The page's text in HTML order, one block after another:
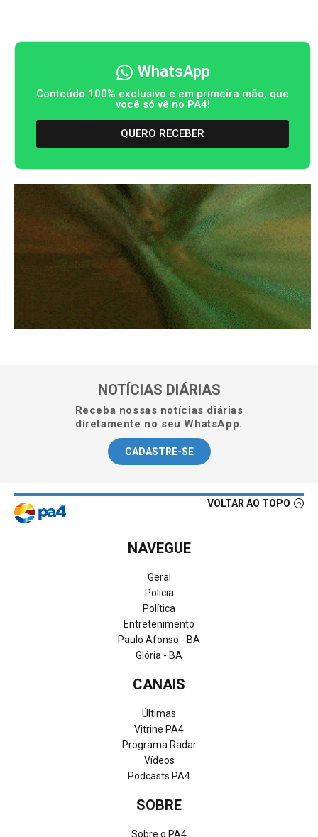
WhatsApp
Conteúdo 100% exclusivo e em primeira mão, que
você só vê no PA4!
QUERO RECEBER
NOTÍCIAS DIÁRIAS
Receba nossas notícias diárias
diretamente no seu WhatsApp.
CADASTRE-SE
VOLTAR AO TOPO
NAVEGUE
Geral
Polícia
Política
Entretenimento
Paulo Afonso - BA
Glória - BA
CANAIS
Últimas
Vitrine PA4
Programa Radar
Vídeos
Podcasts PA4
SOBRE
Sobre o PA4